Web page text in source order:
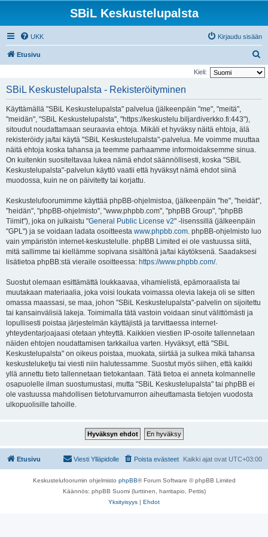
SBiL Keskustelupalsta
UKK Kirjaudu sisään
Etusivu
t
Kieli:
SBiL Keskustelupalsta - Rekisteröityminen
Käyttämällä "SBiL Keskustelupalsta" palvelua (jälkeenpäin "me", "meitä",
"meidän", "SBiL Keskustelupalsta", "https://keskustelu.biljardiverkko.fi:443"),
sitoudut noudattamaan seuraavia ehtoja. Mikäli et hyväksy näitä ehtoja, älä
rekisteröidy ja/tai käytä "SBiL Keskustelupalsta"-palvelua. Me voimme muuttaa
näitä ehtoja koska tahansa ja teemme parhaamme informoidaksemme sinua.
On kuitenkin suositeltavaa lukea nämä ehdot säännöllisesti, koska "SBiL
Keskustelupalsta"-palvelun käyttö vaatii että hyväksyt nämä ehdot siinä
muodossa, kuin ne on päivitetty tai korjattu.
Keskustelufoorumimme käyttää phpBB-ohjelmistoa, (jälkeenpäin "he", "heidät",
"heidän", "phpBB-ohjelmisto", "www.phpbb.com", "phpBB Group", "phpBB
Tiimit"), joka on julkaistu "General Public License v2" -lisenssillä (jälkeenpäin
"GPL") ja se voidaan ladata osoitteesta www.phpbb.com. phpBB-ohjelmisto luo
vain ympäristön internet-keskustelulle. phpBB Limited ei ole vastuussa siitä,
mitä sallimme tai kiellämme sopivana sisältönä ja/tai käytöksenä. Saadaksesi
lisätietoa phpBB:stä vieraile osoitteessa: https://www.phpbb.com/.
Suostut olemaan esittämättä loukkaavaa, vihamielistä, epämoraalista tai
muutakaan materiaalia, joka voisi loukata voimassa olevia lakeja oli se sitten
omassa maassasi, se maa, johon "SBiL Keskustelupalsta"-palvelin on sijoitettu
tai kansainvälisiä lakeja. Toimimalla tätä vastoin voidaan sinut välittömästi ja
lopullisesti poistaa järjestelmän käyttäjistä ja tarvittaessa internet-
yhteydentarjoajaasi otetaan yhteyttä. Kaikkien viestien IP-osoite tallennetaan
näiden ehtojen noudattamisen tarkkailua varten. Hyväksyt, että "SBiL
Keskustelupalsta" on oikeus poistaa, muokata, siirtää ja sulkea mikä tahansa
keskusteluketju tai viesti niin halutessamme. Suostut myös siihen, että kaikki
yllä annettu tieto tallennetaan tietokantaan. Tätä tietoa ei anneta kolmannelle
osapuolelle ilman suostumustasi, mutta "SBiL Keskustelupalsta" tai phpBB ei
ole vastuussa mahdollisen tietoturvamurron aiheuttamasta tietojen vuodosta
ulkopuolisille tahoille.
Etusivu Kaikki ajat ovat UTC+03:00
Poista evästeet
Viesti Ylläpidolle
Keskustelufoorumin ohjelmisto phpBB® Forum Software © phpBB Limited
Käännös: phpBB Suomi (lurttinen, harritapio, Pettis)
Yksityisyys | Ehdot